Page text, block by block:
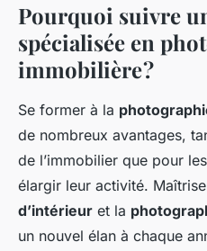
Pourquoi suivre
spécialisée en
immobilière ?
Se former à la
de nombreux avantages,
de l’immobilier que pour
élargir leur activité.
d’intérieur et la
un nouvel élan à chaque